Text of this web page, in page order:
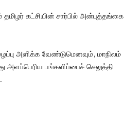
கட்சியின் சார்பில் அன்புத்தங்கை
அளிக்க வேண்டுமெனவும், மாநிலம்
அளப்பெரிய பங்களிப்பைச் செலுத்தி